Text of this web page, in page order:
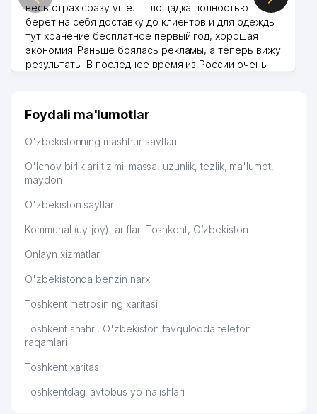
весь страх сразу ушел. Площадка полностью
берет на себя доставку до клиентов и для одежды
тут хранение бесплатное первый год, хорошая
экономия. Раньше боялась рекламы, а теперь вижу
результаты. В последнее время из России очень
дальше развиваюсь потихоньку😊
Hamida 03.08.2026 12:45:39
Foydali ma'lumotlar
O'zbekistonning mashhur saytlari
O'lchov birliklari tizimi: massa, uzunlik, tezlik, ma'lumot,
maydon
O'zbekiston saytlari
Kommunal (uy-joy) tariflari Toshkent, O‘zbekiston
Onlayn xizmatlar
O'zbekistonda benzin narxi
Toshkent metrosining xaritasi
Toshkent shahri, O'zbekiston favqulodda telefon
raqamlari
Toshkent xaritasi
Toshkentdagi avtobus yo'nalishlari